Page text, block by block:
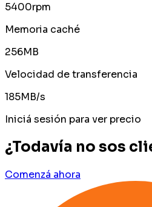
5400rpm
Memoria caché
256MB
Velocidad de transferencia
185MB/s
Iniciá sesión para ver precio
¿Todavía no sos
Comenzá ahora